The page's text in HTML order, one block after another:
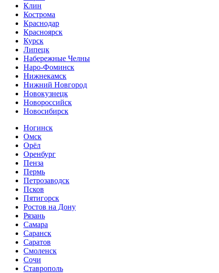
Клин
Кострома
Краснодар
Красноярск
Курск
Липецк
Набережные Челны
Наро-Фоминск
Нижнекамск
Нижний Новгород
Новокузнецк
Новороссийск
Новосибирск
Ногинск
Омск
Орёл
Оренбург
Пенза
Пермь
Петрозаводск
Псков
Пятигорск
Ростов на Дону
Рязань
Самара
Саранск
Саратов
Смоленск
Сочи
Ставрополь